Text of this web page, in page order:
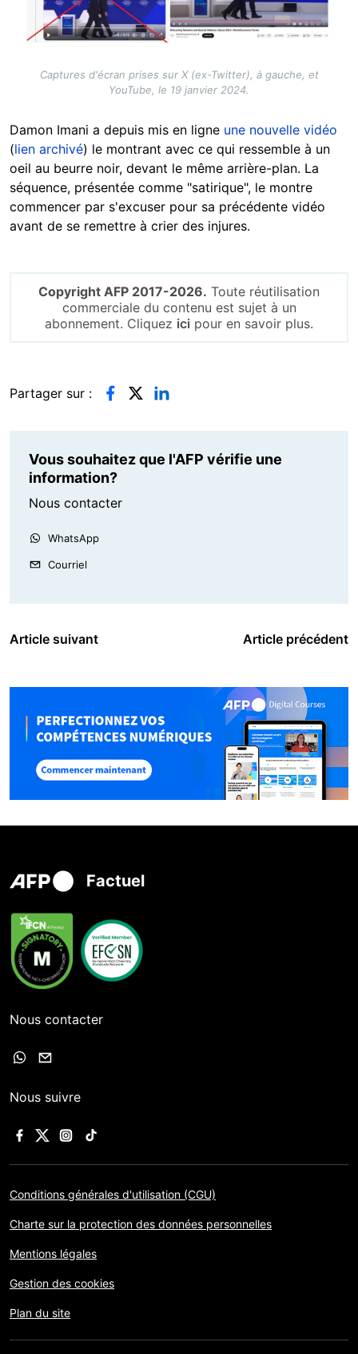
Captures d'écran prises sur X (ex-Twitter), à gauche, et
YouTube, le 19 janvier 2024.
Damon Imani a depuis mis en ligne une nouvelle vidéo
(lien archivé) le montrant avec ce qui ressemble à un
oeil au beurre noir, devant le même arrière-plan. La
séquence, présentée comme "satirique", le montre
commencer par s'excuser pour sa précédente vidéo
avant de se remettre à crier des injures.
Copyright AFP 2017-2026. Toute réutilisation
commerciale du contenu est sujet à un
abonnement. Cliquez ici pour en savoir plus.
Partager sur :
Vous souhaitez que l'AFP vérifie une
information?
Nous contacter
WhatsApp
Courriel
Article suivant Article précédent
Factuel
Nous contacter
Nous suivre
Conditions générales d'utilisation (CGU)
Charte sur la protection des données personnelles
Mentions légales
Gestion des cookies
Plan du site